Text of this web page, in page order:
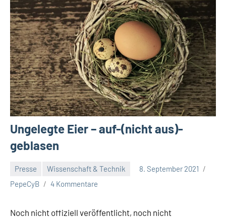
Ungelegte Eier – auf-(nicht aus)-
geblasen
Presse Wissenschaft & Technik
8. September 2021
PepeCyB
4 Kommentare
Noch nicht offiziell veröffentlicht, noch nicht